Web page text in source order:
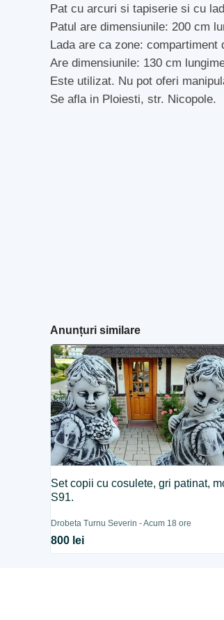
Pat cu arcuri si tapiserie si cu
Patul are dimensiunile: 200 cm
Lada are ca zone:
Are dimensiunile: 130 cm
Este utilizat. Nu pot oferi
Se afla in Ploiesti, str. Nicopole.
Anunțuri similare
Set copii cu cosulete, gri patinat,
S91.
Drobeta Turnu Severin - Acum 18 ore
800 lei